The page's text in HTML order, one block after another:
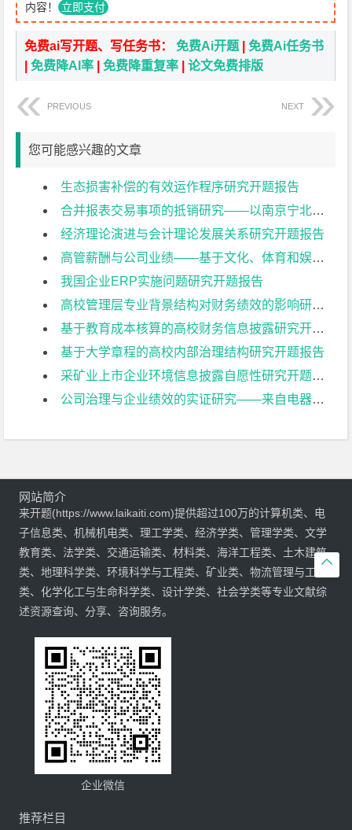
内容！ 立即支付
免费ai写开题、写任务书：免费Ai开题 |免费Ai任务书
|免费降AI率 |免费降重复率 |论文免费排版
PREVIOUS NEXT
您可能感兴趣的文章
生态损害补偿的有效运作程序研究开题报告
合并报表交易事项的抵销研究——以南京宁北轨道交通有限公司为例开题报告
经济理论演进与会计理论发展关系研究开题报告
高管薪酬与公司业绩——基于文化、体育和娱乐业上市公司的实证研究开题报告
我国企业ERP实施问题研究开题报告
高校管理层专业背景结构对财务绩效的影响研究开题报告
基于教育成本核算的高校财务信息披露研究开题报告
基于大学章程的高校内部治理结构研究开题报告
采矿业上市企业环境信息披露自愿性研究开题报告
公司治理与企业绩效的实证研究——来自电器机械及器材制造业上市公司的经验证据开题报告

网站简介
来开题(https://www.laikaiti.com)提供超过100万的计算机类、电
子信息类、机械机电类、理工学类、经济学类、管理学类、文学
教育类、法学类、交通运输类、材料类、海洋工程类、土木建筑
类、地理科学类、环境科学与工程类、矿业类、物流管理与工程
类、化学化工与生命科学类、设计学类、社会学类等专业文献综
述资源查询、分享、咨询服务。
企业微信
推荐栏目